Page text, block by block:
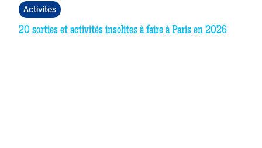
Activités
20 sorties et activités insolites à faire à Paris en 2026